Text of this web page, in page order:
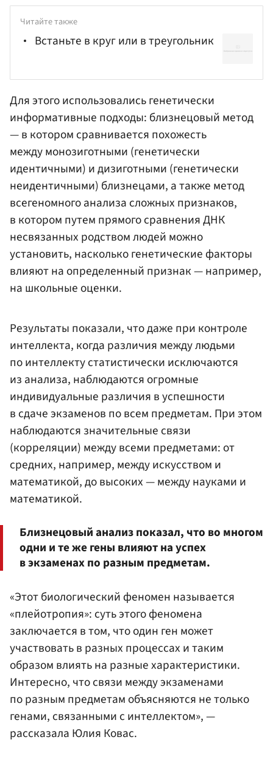
Читайте также
Встаньте в круг или в треугольник
Для этого использовались генетически
информативные подходы: близнецовый метод
— в котором сравнивается похожесть
между монозиготными (генетически
идентичными) и дизиготными (генетически
неидентичными) близнецами, а также метод
всегеномного анализа сложных признаков,
в котором путем прямого сравнения ДНК
несвязанных родством людей можно
установить, насколько генетические факторы
влияют на определенный признак — например,
на школьные оценки.
Результаты показали, что даже при контроле
интеллекта, когда различия между людьми
по интеллекту статистически исключаются
из анализа, наблюдаются огромные
индивидуальные различия в успешности
в сдаче экзаменов по всем предметам. При этом
наблюдаются значительные связи
(корреляции) между всеми предметами: от
средних, например, между искусством и
математикой, до высоких — между науками и
математикой.
Близнецовый анализ показал, что во многом
одни и те же гены влияют на успех
в экзаменах по разным предметам.
«Этот биологический феномен называется
«плейотропия»: суть этого феномена
заключается в том, что один ген может
участвовать в разных процессах и таким
образом влиять на разные характеристики.
Интересно, что связи между экзаменами
по разным предметам объясняются не только
генами, связанными с интеллектом», —
рассказала Юлия Ковас.